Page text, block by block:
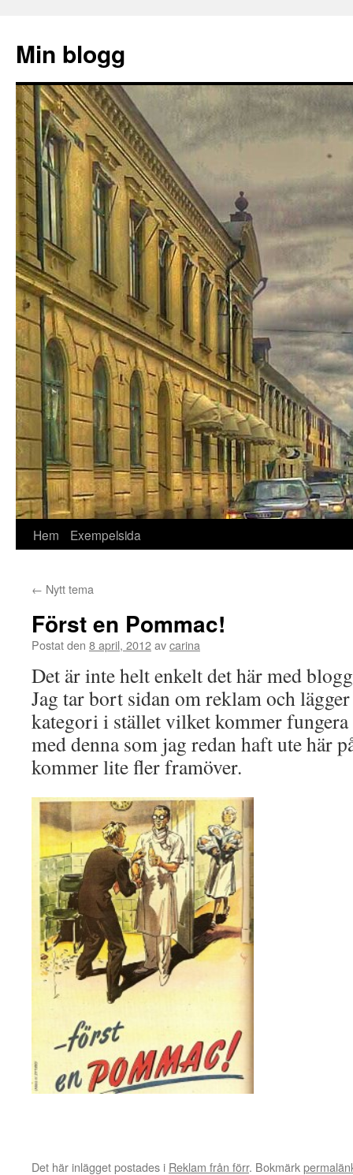
innehåll
Min blogg
Hem Exempelsida
← Nytt tema
Först en Pommac!
Postat den 8 april, 2012avcarina
Det är inte helt enkelt det här med
Jag tar bort sidan om reklam och
kategori i stället vilket kommer
med denna som jag redan haft ute här
kommer lite fler framöver.
Det här inlägget postades i Reklam från förr. Bokmärk